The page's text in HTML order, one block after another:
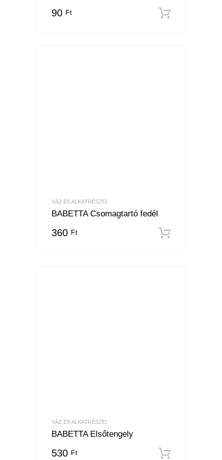
90 Ft
VÁZ ÉS ALKATRÉSZEI
BABETTA Csomagtartó fedél
360 Ft
VÁZ ÉS ALKATRÉSZEI
BABETTA Elsőtengely
530 Ft